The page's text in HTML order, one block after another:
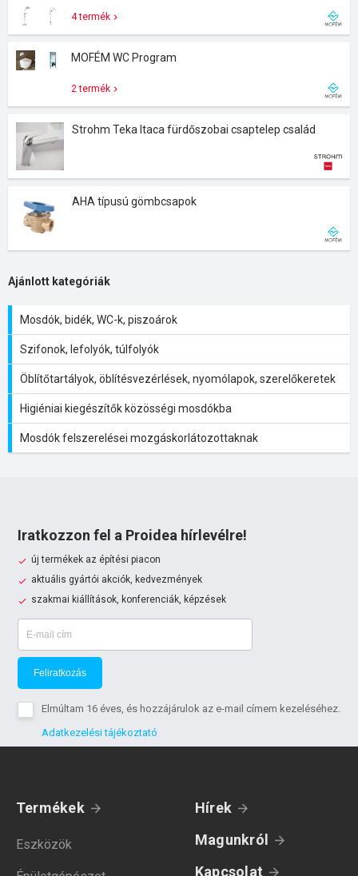
4 termék
MOFÉM WC Program
2 termék
Strohm Teka Itaca fürdőszobai csaptelep család
AHA típusú gömbcsapok
Ajánlott kategóriák
Mosdók, bidék, WC-k, piszoárok
Szifonok, lefolyók, túlfolyók
Öblítőtartályok, öblítésvezérlések, nyomólapok, szerelőkeretek
Higiéniai kiegészítők közösségi mosdókba
Mosdók felszerelései mozgáskorlátozottaknak
Iratkozzon fel a Proidea hírlevélre!
új termékek az építési piacon
aktuális gyártói akciók, kedvezmények
szakmai kiállítások, konferenciák, képzések
Feliratkozás
Elmúltam 16 éves, és hozzájárulok az e-mail címem kezeléséhez.
Adatkezelési tájékoztató
Termékek
Eszközök
Hírek
Magunkról
Kapcsolat